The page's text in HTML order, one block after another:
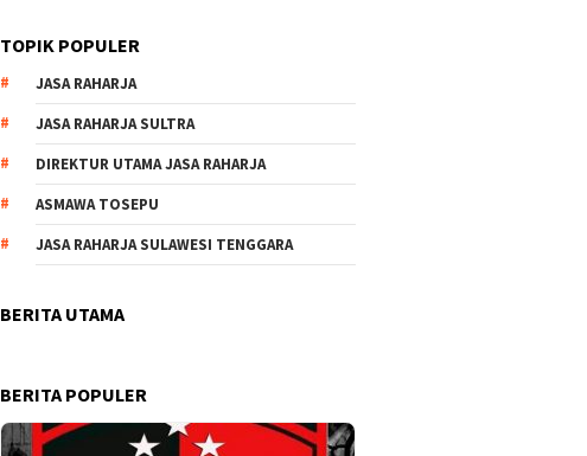
TOPIK POPULER
JASA RAHARJA
JASA RAHARJA SULTRA
DIREKTUR UTAMA JASA RAHARJA
ASMAWA TOSEPU
JASA RAHARJA SULAWESI TENGGARA
BERITA UTAMA
BERITA POPULER